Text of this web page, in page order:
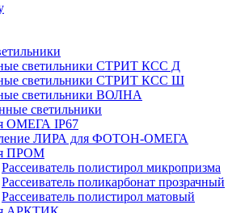
светильники СТРИТ КСС Д
светильники СТРИТ КСС Ш
светильники ВОЛНА
светильники
ОМЕГА IP67
ЛИРА для ФОТОН-ОМЕГА
ПРОМ
Рассеиватель полистирол микропризма
Рассеиватель поликарбонат прозрачный
Рассеиватель полистирол матовый